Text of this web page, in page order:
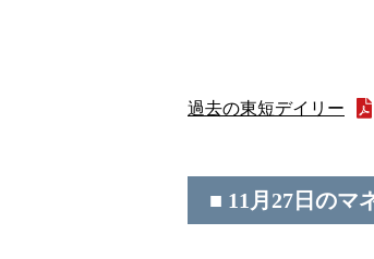
過去の東短デイリー
■ 11月27日のマ